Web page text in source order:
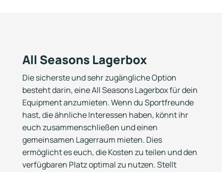
All Seasons Lagerbox
Die sicherste und sehr zugängliche Option
besteht darin, eine All Seasons Lagerbox für dein
Equipment anzumieten. Wenn du Sportfreunde
hast, die ähnliche Interessen haben, könnt ihr
euch zusammenschließen und einen
gemeinsamen Lagerraum mieten. Dies
ermöglicht es euch, die Kosten zu teilen und den
verfügbaren Platz optimal zu nutzen. Stellt